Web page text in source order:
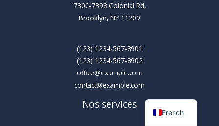
7300-7398 Colonial Rd,
Brooklyn, NY 11209
(123) 1234-567-8901
(123) 1234-567-8902
office@example.com
contact@example.com
Nos services
French